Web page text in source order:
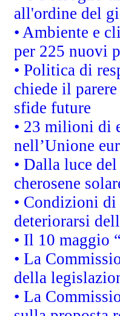
all'ordine del
• Ambiente e
per 225 nuovi
• Politica di
chiede il
sfide future
• 23 milioni di
nell’Unione
• Dalla luce
cherosene
• Condizioni
deteriorarsi
• Il 10 maggio
• La
della
• La